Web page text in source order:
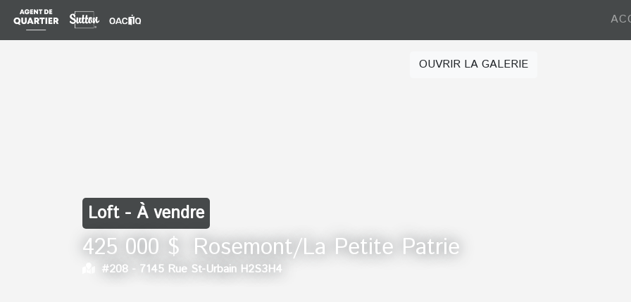
OUVRIR LA GALERIE
Loft - À vendre
425 000 $ Rosemont/La Petite Patrie
#208 - 7145 Rue St-Urbain H2S3H4